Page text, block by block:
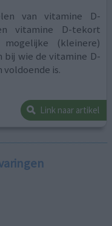
van vitamine D-
vitamine D-tekort
(kleinere)
bij wie de vitamine D-
voldoende is.
Link naar artikel